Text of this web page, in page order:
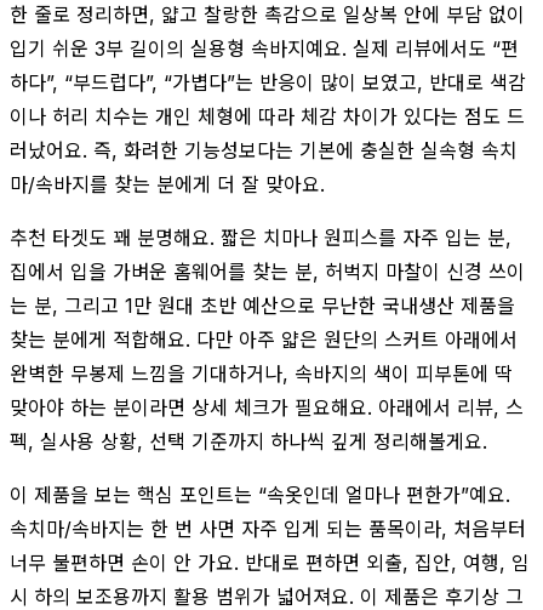
한 줄로 정리하면, 얇고 찰랑한 촉감으로 일상복 안에 부담 없이
입기 쉬운 3부 길이의 실용형 속바지예요. 실제 리뷰에서도 “편
하다”, “부드럽다”, “가볍다”는 반응이 많이 보였고, 반대로 색감
이나 허리 치수는 개인 체형에 따라 체감 차이가 있다는 점도 드
러났어요. 즉, 화려한 기능성보다는 기본에 충실한 실속형 속치
마/속바지를 찾는 분에게 더 잘 맞아요.
추천 타겟도 꽤 분명해요. 짧은 치마나 원피스를 자주 입는 분,
집에서 입을 가벼운 홈웨어를 찾는 분, 허벅지 마찰이 신경 쓰이
는 분, 그리고 1만 원대 초반 예산으로 무난한 국내생산 제품을
찾는 분에게 적합해요. 다만 아주 얇은 원단의 스커트 아래에서
완벽한 무봉제 느낌을 기대하거나, 속바지의 색이 피부톤에 딱
맞아야 하는 분이라면 상세 체크가 필요해요. 아래에서 리뷰, 스
펙, 실사용 상황, 선택 기준까지 하나씩 깊게 정리해볼게요.
이 제품을 보는 핵심 포인트는 “속옷인데 얼마나 편한가”예요.
속치마/속바지는 한 번 사면 자주 입게 되는 품목이라, 처음부터
너무 불편하면 손이 안 가요. 반대로 편하면 외출, 집안, 여행, 임
시 하의 보조용까지 활용 범위가 넓어져요. 이 제품은 후기상 그